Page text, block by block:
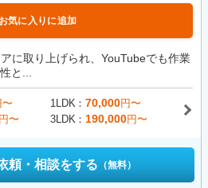
気に入りに追加
に取り上げられ、YouTubeでも作業
と...
〜 1LDK 70,000円〜
円〜 3LDK 190,000円〜
頼・相談をする （無料）